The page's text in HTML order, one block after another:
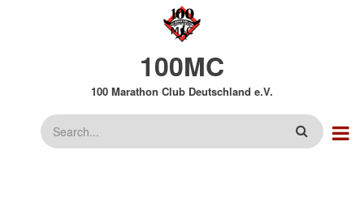
100MC
100 Marathon Club Deutschland e.V.
Suche